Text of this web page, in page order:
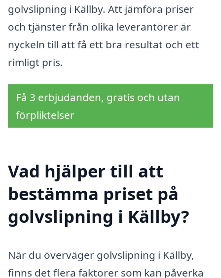
golvslipning i Källby. Att jämföra priser
och tjänster från olika leverantörer är
nyckeln till att få ett bra resultat och ett
rimligt pris.
Få 3 erbjudanden, gratis och utan
förpliktelser
Vad hjälper till att
bestämma priset på
golvslipning i Källby?
När du överväger golvslipning i Källby,
finns det flera faktorer som kan påverka